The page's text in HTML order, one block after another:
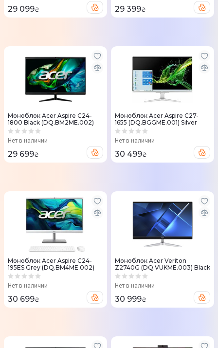
29 099₴ 29 399₴
Моноблок Acer Aspire C24-
1800 Black (DQ.BM2ME.002)
Нет в наличии
29 699₴
Моноблок Acer Aspire C27-
1655 (DQ.BGGME.001) Silver
Нет в наличии
30 499₴
Моноблок Acer Aspire C24-
195ES Grey (DQ.BM4ME.002)
Нет в наличии
30 699₴
Моноблок Acer Veriton
Z2740G (DQ.VUKME.003) Black
Нет в наличии
30 999₴